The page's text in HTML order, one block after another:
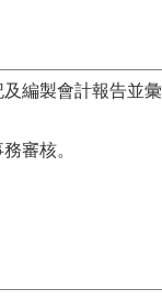
編製會計報告並彙
審核。